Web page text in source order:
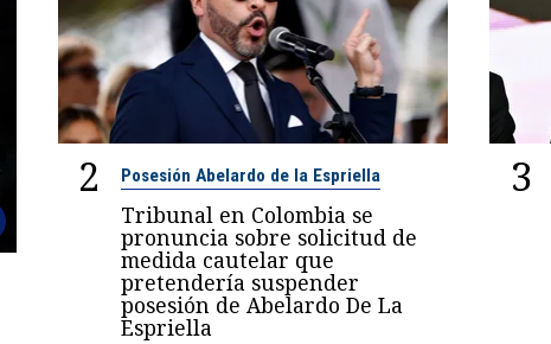
2 Posesión Abelardo de la Espriella
Tribunal en Colombia se
pronuncia sobre solicitud de
medida cautelar que
pretendería suspender
posesión de Abelardo De La
Espriella
3